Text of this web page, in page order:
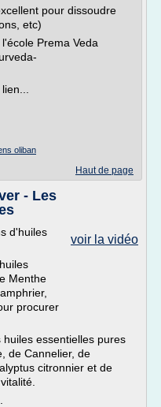
pour dissoudre
etc)
Prema Veda
oliban
Haut de page
- Les
voir la vidéo
d'huiles
Menthe
procurer
essentielles pures
de Cannelier, de
citronnier et de